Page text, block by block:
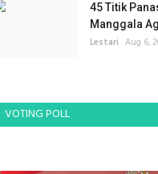
45 Titik
Manggala
Lestari Aug 6,
VOTING POLL